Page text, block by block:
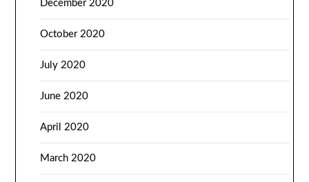
December 2020
October 2020
July 2020
June 2020
April 2020
March 2020